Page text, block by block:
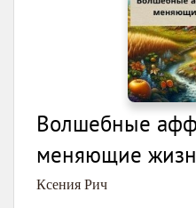
Волшебные
меняющие
Ксения Рич